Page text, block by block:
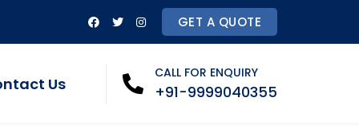
GET A QUOTE
Us
CALL FOR ENQUIRY
+91-9999040355